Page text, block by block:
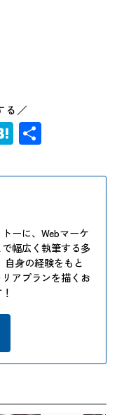
る／
Hatena
ーに、Webマーケ
幅広く執筆する多
身の経験をもと
アプランを描くお